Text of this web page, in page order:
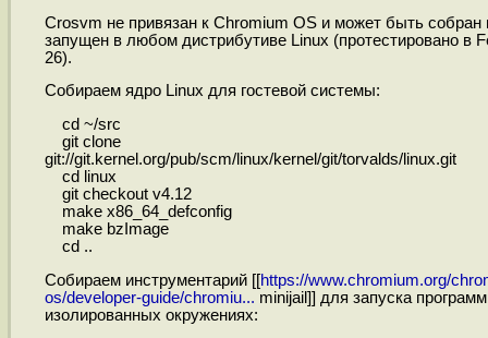
Crosvm не привязан к Chromium OS и может быть собран
запущен в любом дистрибутиве Linux (протестировано в
26).
Собираем ядро Linux для гостевой системы:
cd ~/src
git clone
git://git.kernel.org/pub/scm/linux/kernel/git/torvalds/linux.git
cd linux
git checkout v4.12
make x86_64_defconfig
make bzImage
cd ..
Собираем инструментарий [[https://www.chromium.org/
os/developer-guide/chromiu... minijail]] для запуска
изолированных окружениях: